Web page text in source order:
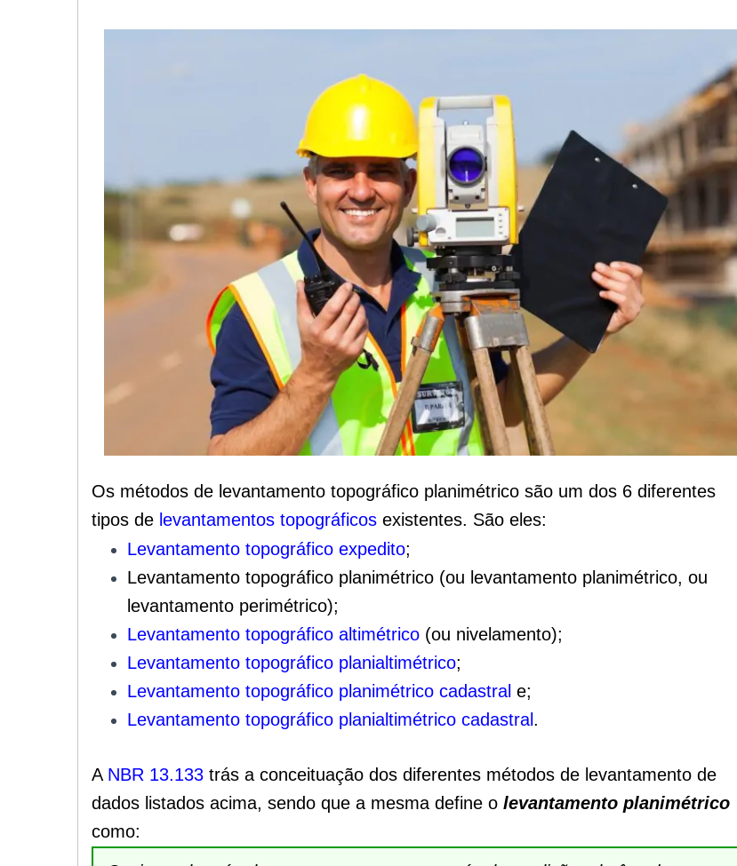
Os métodos de levantamento topográfico planimétrico são um dos 6 diferentes
tipos de levantamentos topográficos existentes. São eles:
Levantamento topográfico expedito;
Levantamento topográfico planimétrico (ou levantamento planimétrico, ou
levantamento perimétrico);
Levantamento topográfico altimétrico (ou nivelamento);
Levantamento topográfico planialtimétrico;
Levantamento topográfico planimétrico cadastral e;
Levantamento topográfico planialtimétrico cadastral .
A NBR 13.133 trás a conceituação dos diferentes métodos de levantamento de
dados listados acima, sendo que a mesma define o levantamento planimétrico
como: